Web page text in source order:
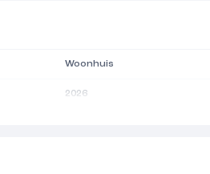
Woonhuis
2026